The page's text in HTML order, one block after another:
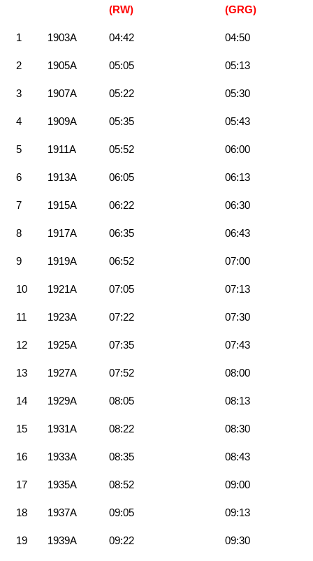
(RW)
(GRG)
1 1903A 04:42 04:50
2 1905A 05:05 05:13
3 1907A 05:22 05:30
4 1909A 05:35 05:43
5 1911A 05:52 06:00
6 1913A 06:05 06:13
7 1915A 06:22 06:30
8 1917A 06:35 06:43
9 1919A 06:52 07:00
10 1921A 07:05 07:13
11 1923A 07:22 07:30
12 1925A 07:35 07:43
13 1927A 07:52 08:00
14 1929A 08:05 08:13
15 1931A 08:22 08:30
16 1933A 08:35 08:43
17 1935A 08:52 09:00
18 1937A 09:05 09:13
19 1939A 09:22 09:30